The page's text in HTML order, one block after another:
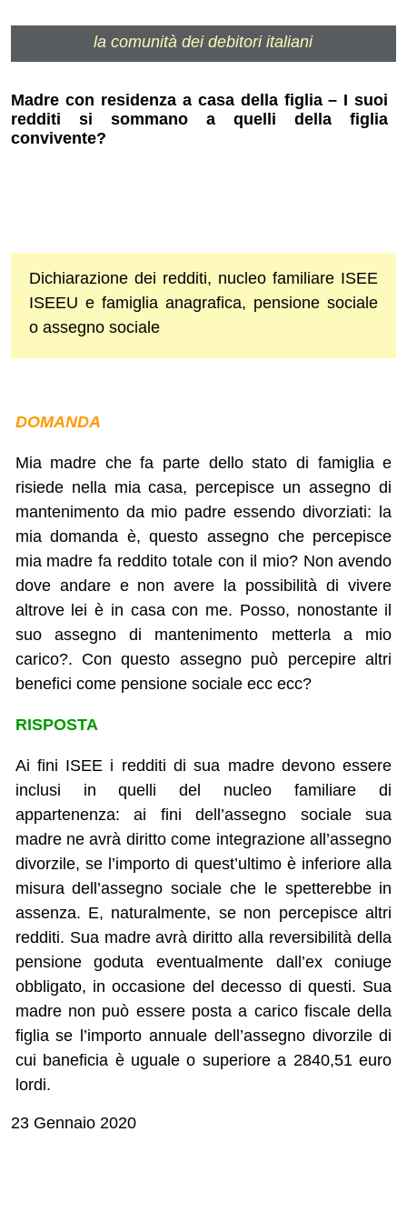
la comunità dei debitori italiani
Madre con residenza a casa della figlia – I suoi
redditi si sommano a quelli della figlia
convivente?
Dichiarazione dei redditi, nucleo familiare ISEE
ISEEU e famiglia anagrafica, pensione sociale
o assegno sociale
DOMANDA
Mia madre che fa parte dello stato di famiglia e
risiede nella mia casa, percepisce un assegno di
mantenimento da mio padre essendo divorziati: la
mia domanda è, questo assegno che percepisce
mia madre fa reddito totale con il mio? Non avendo
dove andare e non avere la possibilità di vivere
altrove lei è in casa con me. Posso, nonostante il
suo assegno di mantenimento metterla a mio
carico?. Con questo assegno può percepire altri
benefici come pensione sociale ecc ecc?
RISPOSTA
Ai fini ISEE i redditi di sua madre devono essere
inclusi in quelli del nucleo familiare di
appartenenza: ai fini dell’assegno sociale sua
madre ne avrà diritto come integrazione all’assegno
divorzile, se l’importo di quest’ultimo è inferiore alla
misura dell’assegno sociale che le spetterebbe in
assenza. E, naturalmente, se non percepisce altri
redditi. Sua madre avrà diritto alla reversibilità della
pensione goduta eventualmente dall’ex coniuge
obbligato, in occasione del decesso di questi. Sua
madre non può essere posta a carico fiscale della
figlia se l’importo annuale dell’assegno divorzile di
cui baneficia è uguale o superiore a 2840,51 euro
lordi.
23 Gennaio 2020